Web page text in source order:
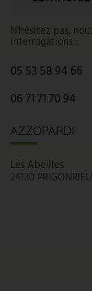
N'hésitez pas,
interrogations :
05 53 58 94 66
06 71 71 70 94
AZZOPARDI
Les Abeilles
24130